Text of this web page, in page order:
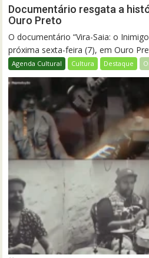
Documentário resgata a
Ouro Preto
O documentário “Vira-Saia: o
próxima sexta-feira (7), em Ouro
Agenda Cultural Cultura Destaque